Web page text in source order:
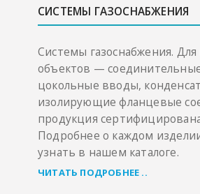
СИСТЕМЫ ГАЗОСНАБЖЕНИЯ
Системы газоснабжения.
объектов —
цокольные вводы,
изолирующие фланцевые
продукция
Подробнее о каждом
узнать в нашем каталоге.
ЧИТАТЬ ПОДРОБНЕЕ ..